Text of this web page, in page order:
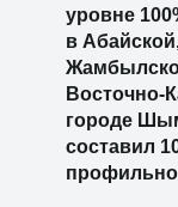
уровне
в
Восточно-
городе
составил